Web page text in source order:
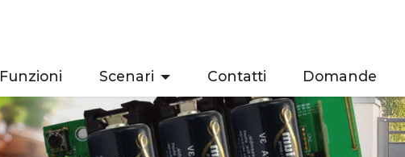
Funzioni Scenari Contatti Domande